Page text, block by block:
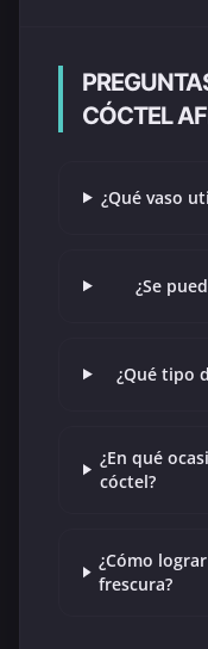
CÓCTEL
¿Qué vaso
¿Se
¿Qué tipo
¿En qué
cóctel?
¿Cómo
frescura?